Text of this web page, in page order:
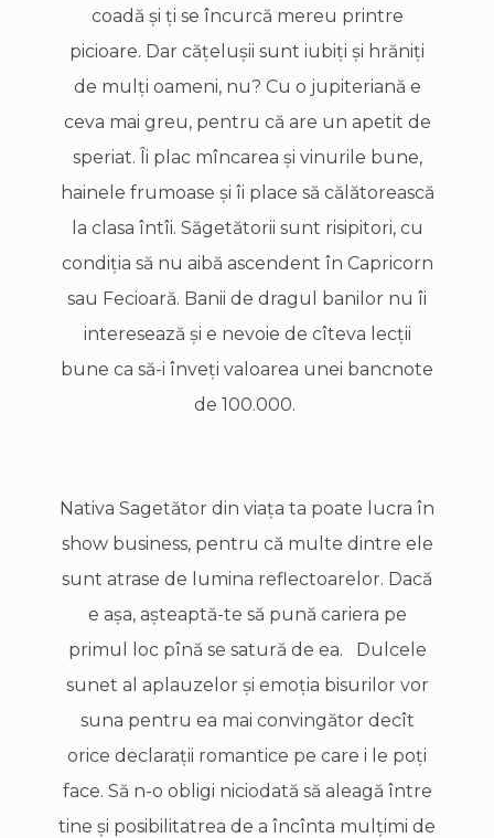
coadă şi ţi se încurcă mereu printre
picioare. Dar căţeluşii sunt iubiţi şi hrăniţi
de mulţi oameni, nu? Cu o jupiteriană e
ceva mai greu, pentru că are un apetit de
speriat. Îi plac mîncarea şi vinurile bune,
hainele frumoase şi îi place să călătorească
la clasa întîi. Săgetătorii sunt risipitori, cu
condiţia să nu aibă ascendent în Capricorn
sau Fecioară. Banii de dragul banilor nu îi
interesează şi e nevoie de cîteva lecţii
bune ca să-i înveţi valoarea unei bancnote
de 100.000.
Nativa Sagetător din viaţa ta poate lucra în
show business, pentru că multe dintre ele
sunt atrase de lumina reflectoarelor. Dacă
e aşa, aşteaptă-te să pună cariera pe
primul loc pînă se satură de ea. Dulcele
sunet al aplauzelor şi emoţia bisurilor vor
suna pentru ea mai convingător decît
orice declaraţii romantice pe care i le poţi
face. Să n-o obligi niciodată să aleagă între
tine şi posibilitatrea de a încînta mulţimi de